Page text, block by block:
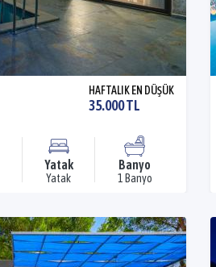
HAFTALIK EN DÜŞÜK
35.000 TL
Yatak
Yatak
Banyo
1 Banyo